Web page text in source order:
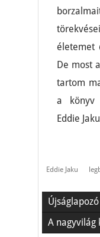
életemet
De most
tartom
a könyv
Eddie
Eddie Jaku
Újságlapozó
A nagyvilág